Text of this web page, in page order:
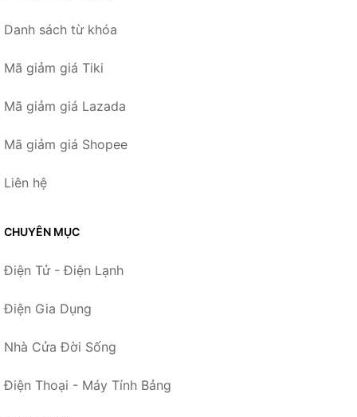
Danh sách từ khóa
Mã giảm giá Tiki
Mã giảm giá Lazada
Mã giảm giá Shopee
Liên hệ
CHUYÊN MỤC
Điện Tử - Điện Lạnh
Điện Gia Dụng
Nhà Cửa Đời Sống
Điện Thoại - Máy Tính Bảng